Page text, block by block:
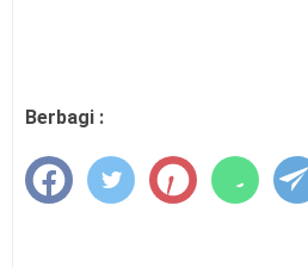
Kalender Pendidikan
2026/2027
Kalender Pendidikan
Kalender Pendidikan
Berbagi :